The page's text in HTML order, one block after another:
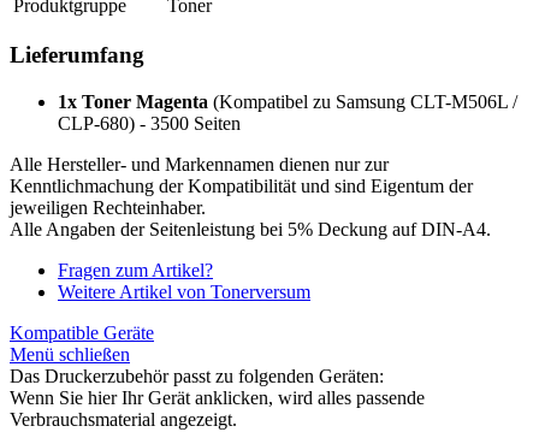
Produktgruppe
Toner
Lieferumfang
1x Toner Magenta (Kompatibel zu Samsung CLT-M506L /
CLP-680) - 3500 Seiten
Alle Hersteller- und Markennamen dienen nur zur
Kenntlichmachung der Kompatibilität und sind Eigentum der
jeweiligen Rechteinhaber.
Alle Angaben der Seitenleistung bei 5% Deckung auf DIN-A4.
Fragen zum Artikel?
Weitere Artikel von Tonerversum
Kompatible Geräte
Menü schließen
Das Druckerzubehör passt zu folgenden Geräten:
Wenn Sie hier Ihr Gerät anklicken, wird alles passende
Verbrauchsmaterial angezeigt.